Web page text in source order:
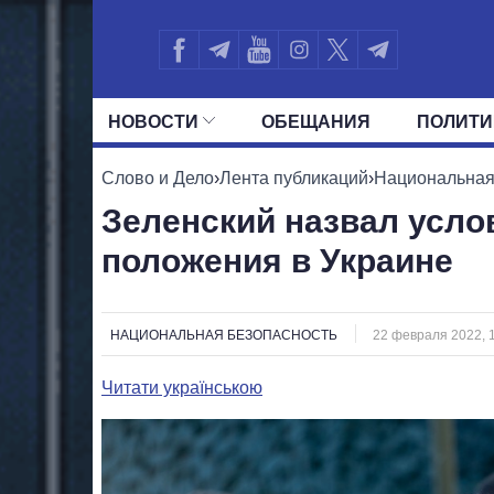
НОВОСТИ ОБЕЩАНИЯ
ВСЕ ПОЛИТИКИ ПРЕЗИДЕНТ И
Слово и Дело›Лента публикаций›
Зеленский назвал
положения в Украине
НАЦИОНАЛЬНАЯ БЕЗОПАСНОСТЬ 22 февраля 2022,
Читати українською